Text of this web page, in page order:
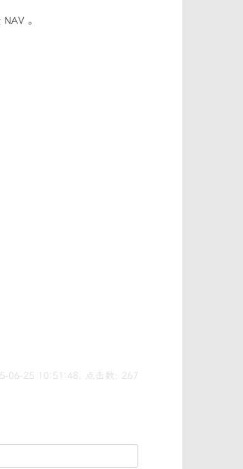
。
06-25 10:51:48, 点击数: 267